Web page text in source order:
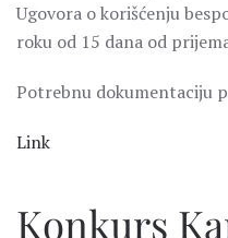
Ugovora o korišćenju
roku od 15 dana od
Potrebnu dokumentaciju
Link
Konkurs